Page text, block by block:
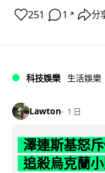
251 1 ↗ 分
科技娛樂 生活娛樂
Lawton 1 日
澤連斯基怒
追殺烏克蘭